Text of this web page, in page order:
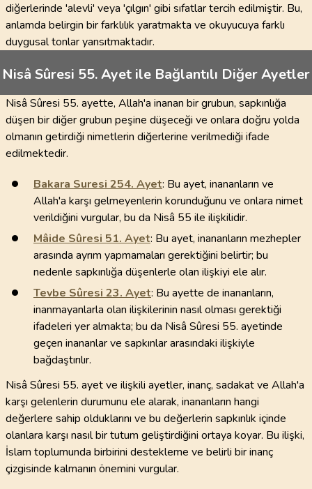
diğerlerinde 'alevli' veya 'çılgın' gibi sıfatlar tercih edilmiştir. Bu,
anlamda belirgin bir farklılık yaratmakta ve okuyucuya farklı
duygusal tonlar yansıtmaktadır.
Nisâ Sûresi 55. Ayet ile Bağlantılı Diğer Ayetler
Nisâ Sûresi 55. ayette, Allah'a inanan bir grubun, sapkınlığa
düşen bir diğer grubun peşine düşeceği ve onlara doğru yolda
olmanın getirdiği nimetlerin diğerlerine verilmediği ifade
edilmektedir.
Bakara Suresi 254. Ayet: Bu ayet, inananların ve
Allah'a karşı gelmeyenlerin korunduğunu ve onlara nimet
verildiğini vurgular, bu da Nisâ 55 ile ilişkilidir.
Mâide Sûresi 51. Ayet: Bu ayet, inananların mezhepler
arasında ayrım yapmamaları gerektiğini belirtir; bu
nedenle sapkınlığa düşenlerle olan ilişkiyi ele alır.
Tevbe Sûresi 23. Ayet: Bu ayette de inananların,
inanmayanlarla olan ilişkilerinin nasıl olması gerektiği
ifadeleri yer almakta; bu da Nisâ Sûresi 55. ayetinde
geçen inananlar ve sapkınlar arasındaki ilişkiyle
bağdaştırılır.
Nisâ Sûresi 55. ayet ve ilişkili ayetler, inanç, sadakat ve Allah'a
karşı gelenlerin durumunu ele alarak, inananların hangi
değerlere sahip olduklarını ve bu değerlerin sapkınlık içinde
olanlara karşı nasıl bir tutum geliştirdiğini ortaya koyar. Bu ilişki,
İslam toplumunda birbirini destekleme ve belirli bir inanç
çizgisinde kalmanın önemini vurgular.